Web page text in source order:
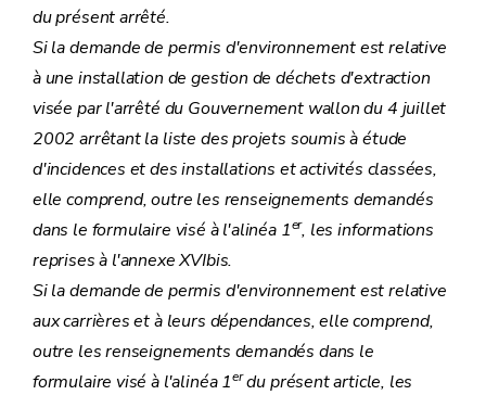
du présent arrêté.
Si la demande de permis d'environnement est relative
à une installation de gestion de déchets d'extraction
visée par l'arrêté du Gouvernement wallon du 4 juillet
2002 arrêtant la liste des projets soumis à étude
d'incidences et des installations et activités classées,
elle comprend, outre les renseignements demandés
dans le formulaire visé à l'alinéa 1er, les informations
reprises à l'annexe XVIbis.
Si la demande de permis d'environnement est relative
aux carrières et à leurs dépendances, elle comprend,
outre les renseignements demandés dans le
formulaire visé à l'alinéa 1erdu présent article, les